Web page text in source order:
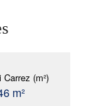
(m²)
m²